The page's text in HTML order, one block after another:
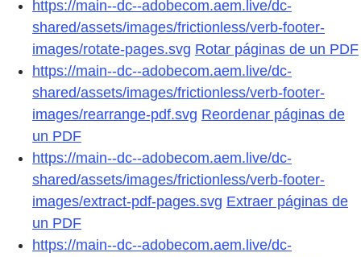
https://main--dc--adobecom.aem.live/dc-
shared/assets/images/frictionless/verb-footer-
images/rotate-pages.svg Rotar páginas de un PDF
https://main--dc--adobecom.aem.live/dc-
shared/assets/images/frictionless/verb-footer-
images/rearrange-pdf.svg Reordenar páginas de
un PDF
https://main--dc--adobecom.aem.live/dc-
shared/assets/images/frictionless/verb-footer-
images/extract-pdf-pages.svg Extraer páginas de
un PDF
https://main--dc--adobecom.aem.live/dc-